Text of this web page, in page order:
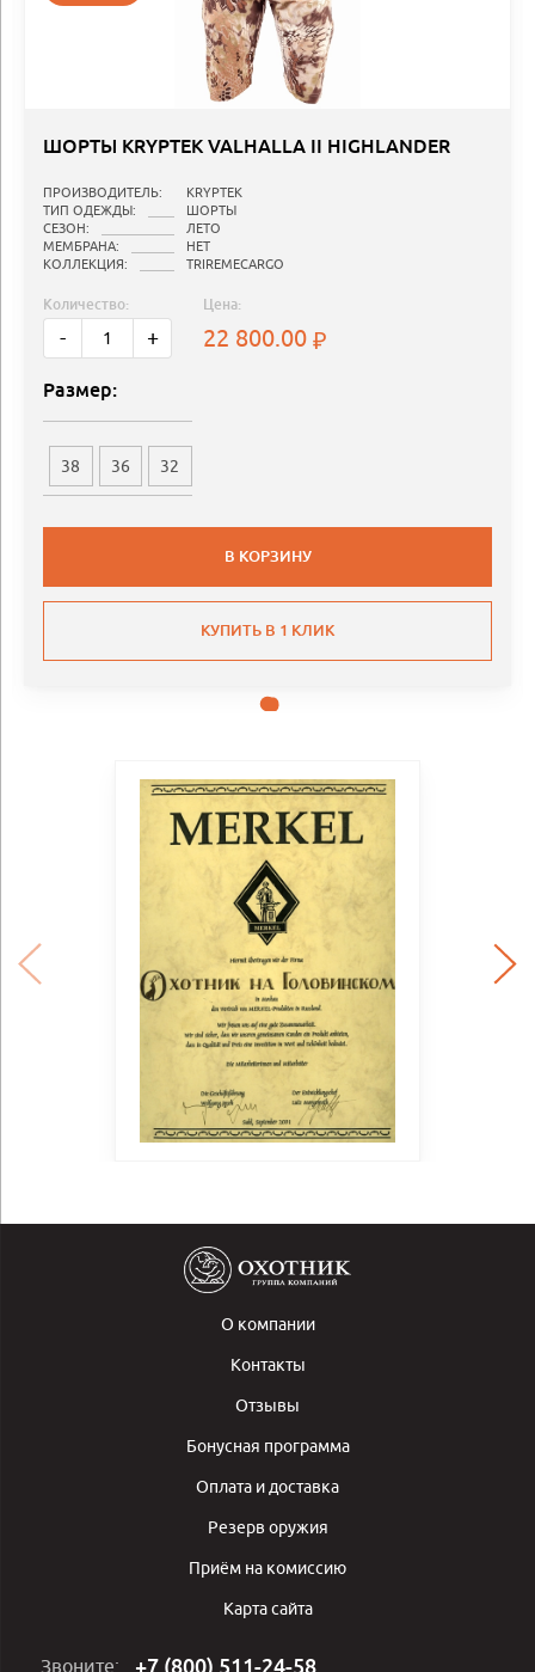
ШОРТЫ KRYPTEK VALHALLA II HIGHLANDER
ПРОИЗВОДИТЕЛЬ:
KRYPTEK
ТИП ОДЕЖДЫ:
ШОРТЫ
СЕЗОН:
ЛЕТО
МЕМБРАНА:
НЕТ
КОЛЛЕКЦИЯ:
TRIREMECARGO
Количество:
- +
Цена:
22 800.00
Размер:
38 36 32
В КОРЗИНУ
КУПИТЬ В 1 КЛИК
О компании
Контакты
Отзывы
Бонусная программа
Оплата и доставка
Резерв оружия
Приём на комиссию
Карта сайта
Звоните: +7 (800) 511-24-58